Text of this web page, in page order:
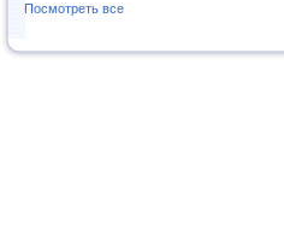
Посмотреть все